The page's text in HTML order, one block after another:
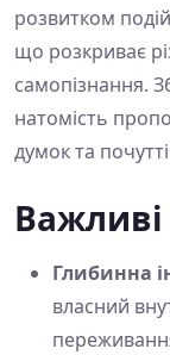
розвитком
що розкриває
самопізнання.
натомість
думок та
Глибинна
власний